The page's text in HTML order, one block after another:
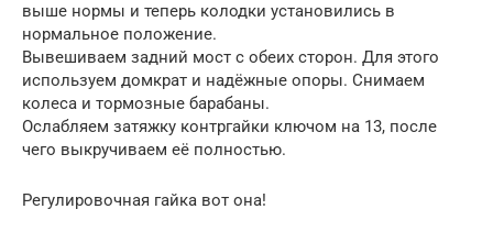
выше нормы и теперь колодки установились в
нормальное положение.
Вывешиваем задний мост с обеих сторон. Для этого
используем домкрат и надёжные опоры. Снимаем
колеса и тормозные барабаны.
Ослабляем затяжку контргайки ключом на 13, после
чего выкручиваем её полностью.
Регулировочная гайка вот она!